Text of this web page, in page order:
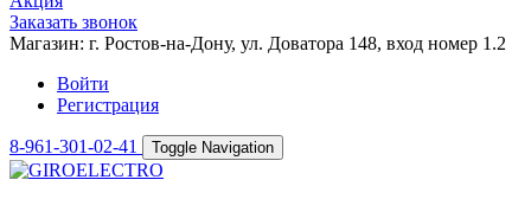
Заказать звонок
Магазин: г. Ростов-на-Дону, ул. Доватора 148, вход номер 1.2
Войти
Регистрация
8-961-301-02-41 Toggle Navigation